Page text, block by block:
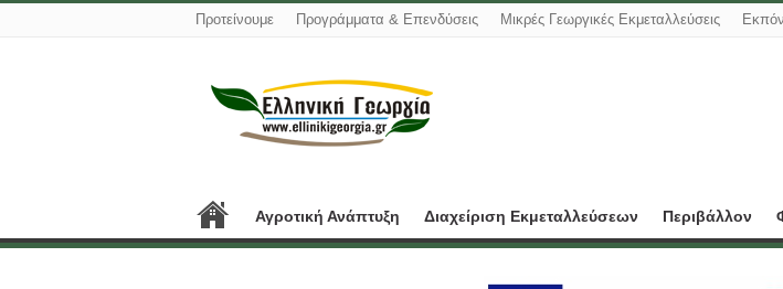
Προτείνουμε Προγράμματα & Επενδύσεις Μικρές Γεωργικές Εκμεταλλεύσεις
Αγροτική Ανάπτυξη Διαχείριση Εκμεταλλεύσεων Περιβάλλον